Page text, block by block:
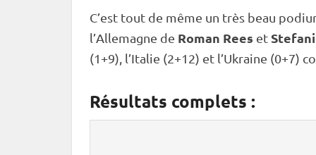
C’est tout de même un très beau
l’Allemagne de Roman Rees et
(1+9), l’Italie (2+12) et l’Ukraine (0+7)
Résultats complets :